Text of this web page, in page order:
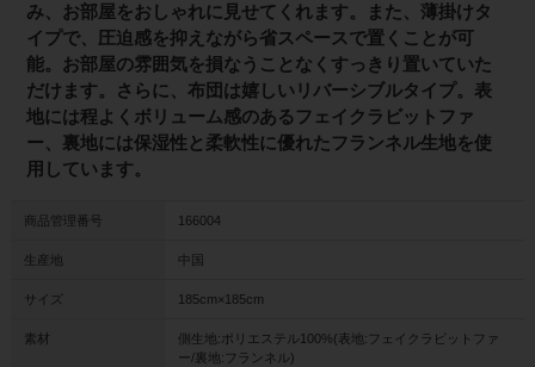
み、お部屋をおしゃれに見せてくれます。また、薄掛けタ
イプで、圧迫感を抑えながら省スペースで置くことが可
能。お部屋の雰囲気を損なうことなくすっきり置いていた
だけます。さらに、布団は嬉しいリバーシブルタイプ。表
地には程よくボリューム感のあるフェイクラビットファ
ー、裏地には保湿性と柔軟性に優れたフランネル生地を使
用しています。
商品管理番号 166004
生産地 中国
サイズ 185cm×185cm
素材
側生地:ポリエステル100%(表地:フェイクラビットファ
ー/裏地:フランネル)